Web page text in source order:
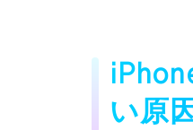
い原因